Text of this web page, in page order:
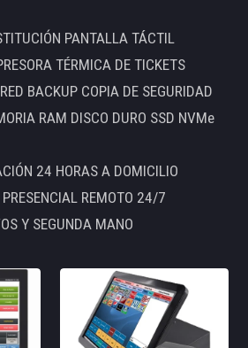
PANTALLA TÁCTIL
TÉRMICA DE TICKETS
BACKUP COPIA DE SEGURIDAD
RAM DISCO DURO SSD NVMe
24 HORAS A DOMICILIO
REMOTO 24/7
Y SEGUNDA MANO